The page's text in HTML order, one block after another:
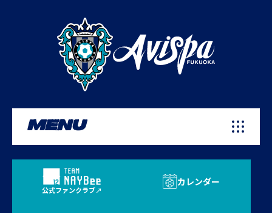
MENU
公式ファンクラブ
カレンダー